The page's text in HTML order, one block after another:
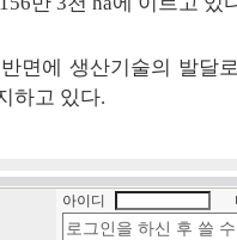
반면에 생산기술의 발달
하고 있다.
아이디